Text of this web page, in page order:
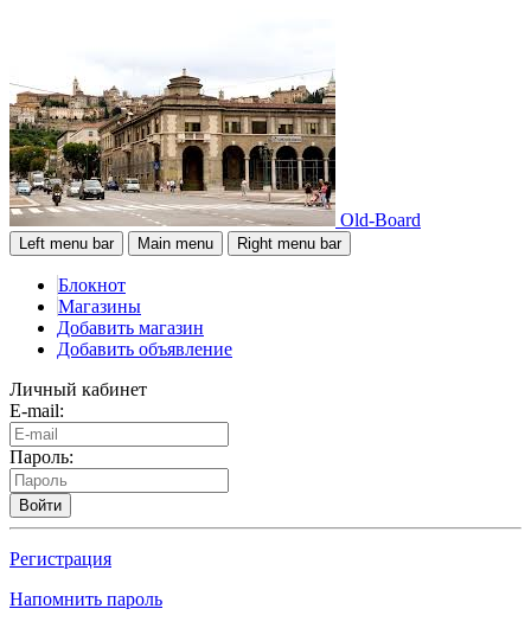
Old-Board
Left menu bar Main menu Right menu bar
Блокнот
Магазины
Добавить магазин
Добавить объявление
Личный кабинет
E-mail:
Пароль:
Войти
Регистрация
Напомнить пароль